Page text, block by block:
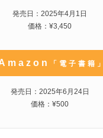
発売日：2025年4月1日
価格：¥3,450
「電子書籍」
発売日：2025年6月24日
価格：¥500